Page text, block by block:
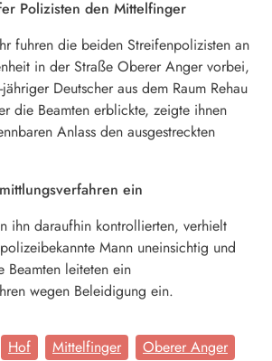
Polizisten den Mittelfinger
fuhren die beiden Streifenpolizisten an
in der Straße Oberer Anger vorbei,
Deutscher aus dem Raum Rehau
die Beamten erblickte, zeigte ihnen
Anlass den ausgestreckten
ein
ihn daraufhin kontrollierten, verhielt
Mann uneinsichtig und
leiteten ein
wegen Beleidigung ein.
Hof Mittelfinger
Oberer Anger